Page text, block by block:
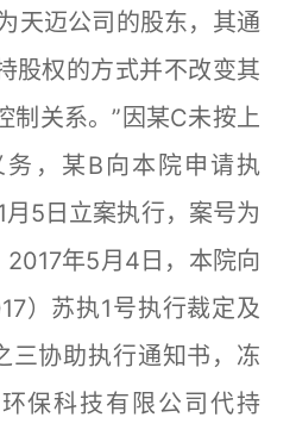
天迈公司的股东，其通
股权的方式并不改变其
制关系。”因某C未按上
，某B向本院申请执
5日立案执行，案号为
2017年5月4日，本院向
）苏执1号执行裁定及
三协助执行通知书，冻
保科技有限公司代持